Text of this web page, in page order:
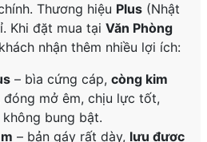
Thương hiệu Plus (Nhật
Khi đặt mua tạiVăn Phòng
nhận thêm nhiều lợi ích:
– bìa cứng cáp,còng kim
đóng mở êm, chịu lực tốt,
bung bật.
– bản gáy rất dày, lưu được